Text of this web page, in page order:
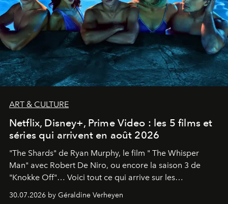
ART & CULTURE
Netflix, Disney+, Prime Video : les 5 films et
séries qui arrivent en août 2026
"The Shards" de Ryan Murphy, le film " The Whisper
Man" avec Robert De Niro, ou encore la saison 3 de
"Knokke Off"… Voici tout ce qui arrive sur les
plateformes de streaming en août 2026.
30.07.2026 by Géraldine Verheyen